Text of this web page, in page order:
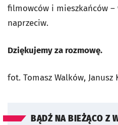
filmowców i mieszkańców
naprzeciw.
Dziękujemy za rozmowę.
fot. Tomasz Walków, Janusz
BĄDŹ NA BIEŻĄCO Z